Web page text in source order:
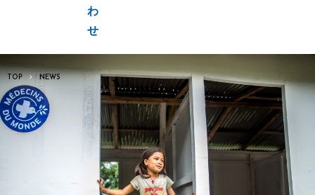
わ
せ
TOP NEWS